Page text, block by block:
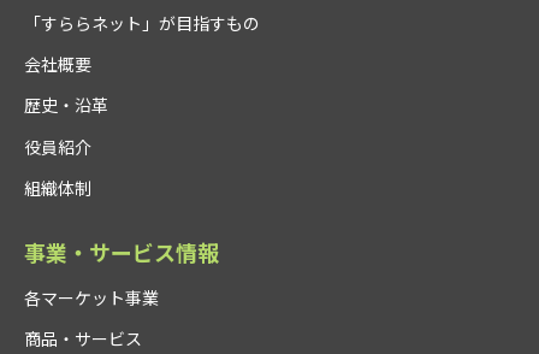
「すららネット」が目指すもの
会社概要
歴史・沿革
役員紹介
組織体制
事業・サービス情報
各マーケット事業
商品・サービス